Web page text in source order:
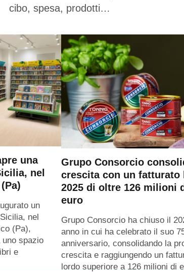
cibo, spesa, prodotti…
una
nel
un
nel
(Pa),
spazio
e
Grupo Consorcio
crescita con un fatturato
2025 di oltre 126 milioni
euro
Grupo Consorcio ha chiuso il
anno in cui ha celebrato il suo
anniversario, consolidando la
crescita e raggiungendo un
lordo superiore a 126 milioni di